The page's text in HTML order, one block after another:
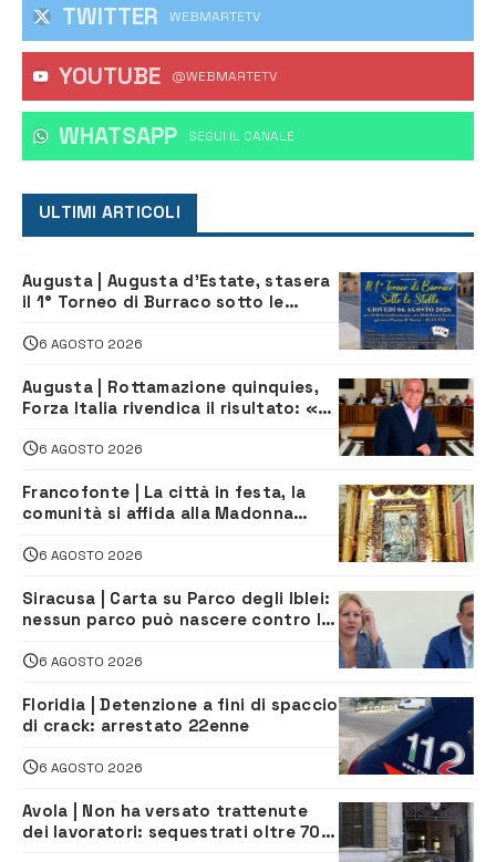
TWITTER WEBMARTETV
YOUTUBE @WEBMARTETV
WHATSAPP ‎SEGUI IL CANALE
ULTIMI ARTICOLI
Augusta | Augusta d’Estate, stasera
il 1° Torneo di Burraco sotto le
6 AGOSTO 2026
Augusta | Rottamazione quinquies,
Forza Italia rivendica il risultato: «La
6 AGOSTO 2026
Francofonte | La città in festa, la
comunità si affida alla Madonna
6 AGOSTO 2026
Siracusa | Carta su Parco degli Iblei:
nessun parco può nascere contro le
6 AGOSTO 2026
Floridia | Detenzione a fini di spaccio
di crack: arrestato 22enne
6 AGOSTO 2026
Avola | Non ha versato trattenute
dei lavoratori: sequestrati oltre 700